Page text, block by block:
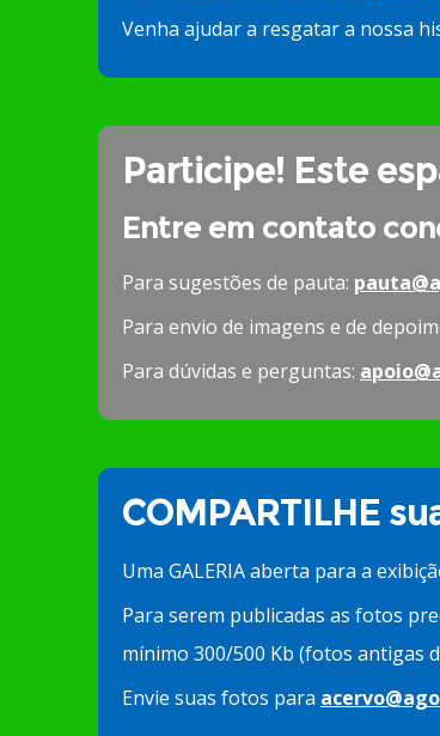
Venha ajudar a resgatar a nossa
Participe! Este
Entre em contato
Para sugestões de pauta:
Para envio de imagens e de
Para dúvidas e perguntas:
COMPARTILHE
Uma GALERIA aberta para a
Para serem publicadas as fotos
mínimo 300/500 Kb (fotos antigas
Envie suas fotos para